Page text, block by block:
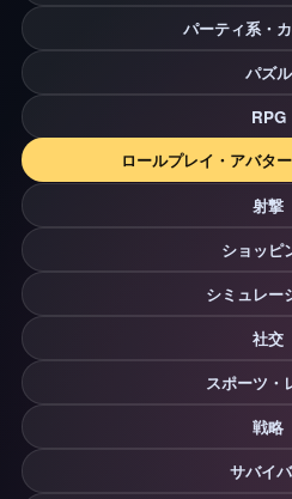
パーティ系・
パズル
RPG
ロールプレイ・アバタ
射撃
ショッピ
シミュレー
社交
スポーツ・
戦略
サバイ